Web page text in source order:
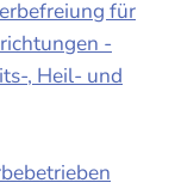
für
-
, Heil- und